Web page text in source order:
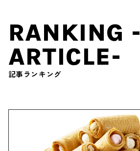
RANKING -
ARTICLE-
記事ランキング